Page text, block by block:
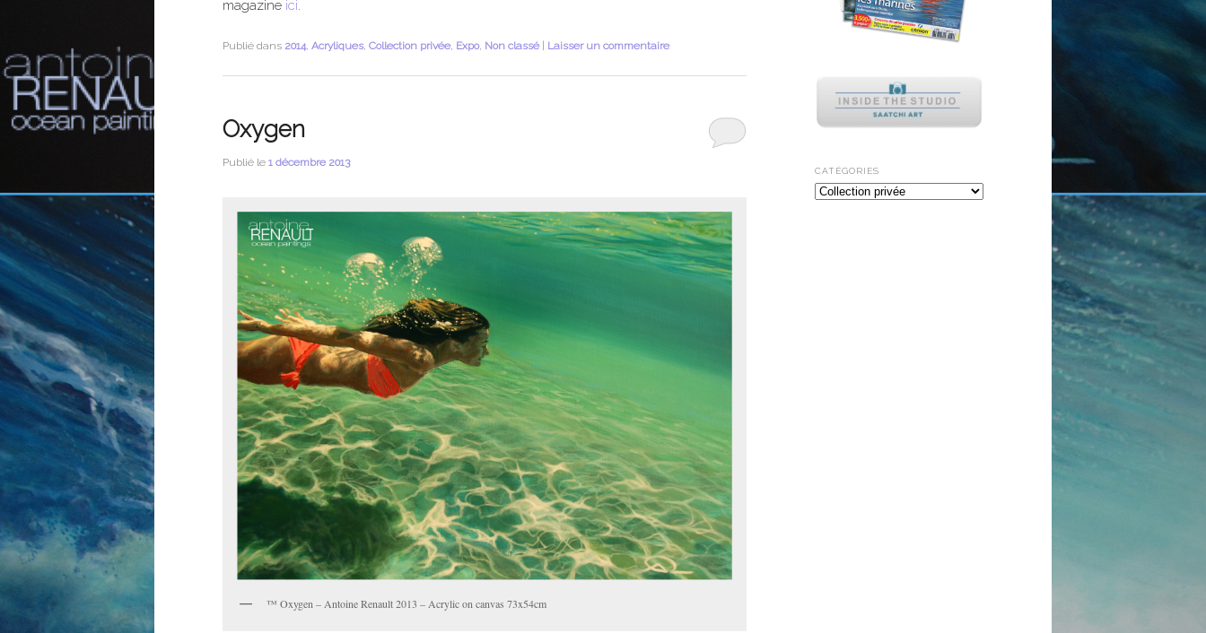
magazine ici.
Publié dans 2014, Acryliques, Collection privée, Expo, Non classé Laisser un commentaire
Oxygen
Publié le 1 décembre 2013
™ Oxygen – Antoine Renault 2013 – Acrylic on canvas 73x54cm
CATÉGORIES
Catégories